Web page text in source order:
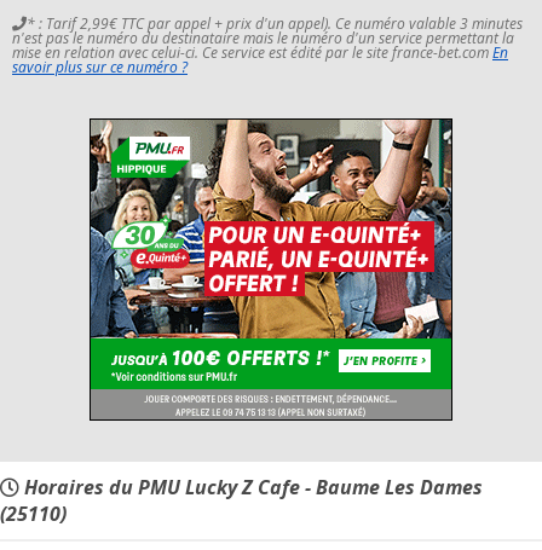
* : Tarif 2,99€ TTC par appel + prix d'un appel). Ce numéro valable 3 minutes
n'est pas le numéro du destinataire mais le numéro d'un service permettant la
mise en relation avec celui-ci. Ce service est édité par le site france-bet.comEn
savoir plus sur ce numéro ?
Horaires du PMU Lucky Z Cafe - Baume Les Dames
(25110)